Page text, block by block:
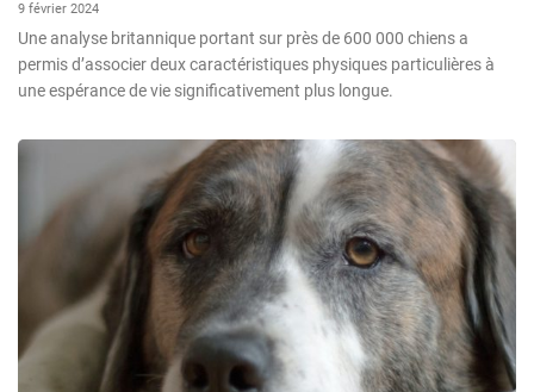
9 février 2024
Une analyse britannique portant sur près de 600 000 chiens a
permis d’associer deux caractéristiques physiques particulières à
une espérance de vie significativement plus longue.